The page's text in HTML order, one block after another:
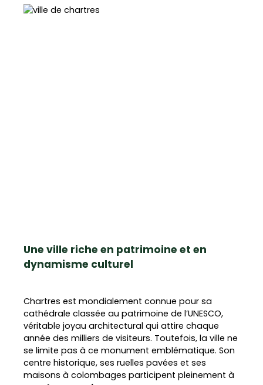
Une ville riche en patrimoine et en
dynamisme culturel
Chartres est mondialement connue pour sa
cathédrale classée au patrimoine de l’UNESCO,
véritable joyau architectural qui attire chaque
année des milliers de visiteurs. Toutefois, la ville ne
se limite pas à ce monument emblématique. Son
centre historique, ses ruelles pavées et ses
maisons à colombages participent pleinement à